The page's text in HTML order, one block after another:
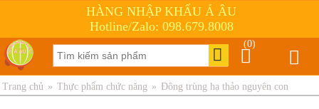
HÀNG NHẬP KHẨU Á ÂU
Hotline/Zalo: 098.679.8008
(0)
Trang chủ » Thực phẩm chức năng » Đông trùng hạ thảo nguyên con